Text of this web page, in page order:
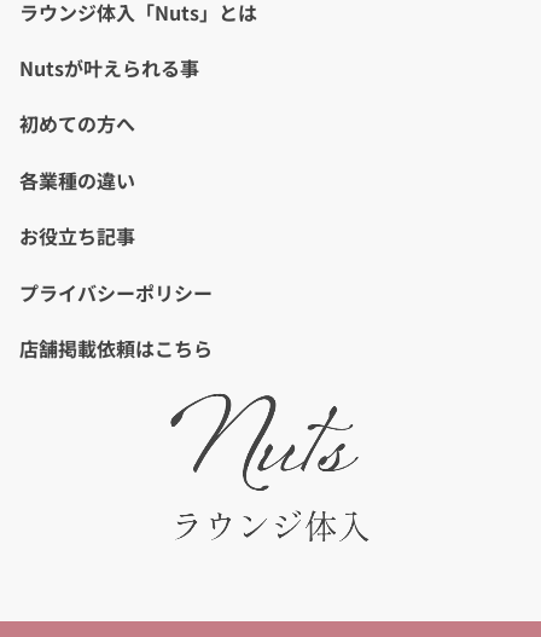
ラウンジ体入「Nuts」とは
Nutsが叶えられる事
初めての方へ
各業種の違い
お役立ち記事
プライバシーポリシー
店舗掲載依頼はこちら